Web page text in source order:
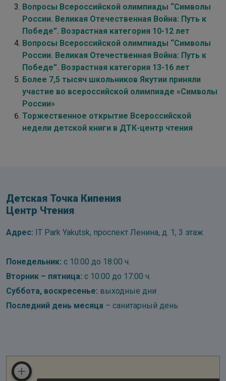
Вопросы Всероссийской олимпиады “Символы
России. Великая Отечественная Война: Путь к
Победе”. Возрастная категория 10-12 лет
Вопросы Всероссийской олимпиады “Символы
России. Великая Отечественная Война: Путь к
Победе”. Возрастная категория 13-16 лет
Более 7,5 тысяч школьников Якутии приняли
участие во всероссийской олимпиаде «Символы
России»
Торжественное открытие Всероссийской
недели детской книги в ДТК-центр чтения
Детская Точка Кипения
Центр Чтения
Адрес: IT Park Yakutsk, проспект Ленина, д. 1, 3 этаж
Понедельник: с 10:00 до 18:00 ч.
Вторник – пятница: с 10:00 до 17:00 ч.
Суббота, воскресенье: выходные дни
Последний день месяца – санитарный день